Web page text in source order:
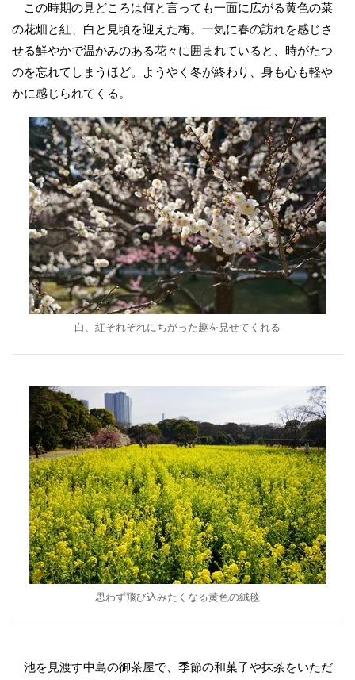
この時期の見どころは何と言っても一面に広がる黄色の菜
の花畑と紅、白と見頃を迎えた梅。一気に春の訪れを感じさ
せる鮮やかで温かみのある花々に囲まれていると、時がたつ
のを忘れてしまうほど。ようやく冬が終わり、身も心も軽や
かに感じられてくる。
白、紅それぞれにちがった趣を見せてくれる
思わず飛び込みたくなる黄色の絨毯
池を見渡す中島の御茶屋で、季節の和菓子や抹茶をいただ